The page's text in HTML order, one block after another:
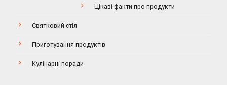
Цікаві факти про продукти
Святковий стіл
Приготування продуктів
Кулінарні поради